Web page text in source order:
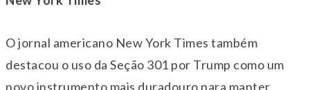
O jornal americano New York Times também
destacou o uso da Seção 301 por Trump como um
novo instrumento mais duradouro para manter